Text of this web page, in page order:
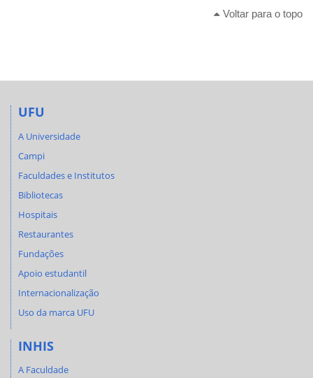
Voltar para o topo
UFU
A Universidade
Campi
Faculdades e Institutos
Bibliotecas
Hospitais
Restaurantes
Fundações
Apoio estudantil
Internacionalização
Uso da marca UFU
INHIS
A Faculdade